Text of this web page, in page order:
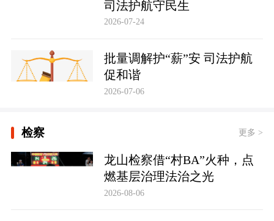
司法护航守民生
2026-07-24
批量调解护“薪”安 司法护航
促和谐
2026-07-06
检察 更多 >
龙山检察借“村BA”火种，点
燃基层治理法治之光
2026-08-06